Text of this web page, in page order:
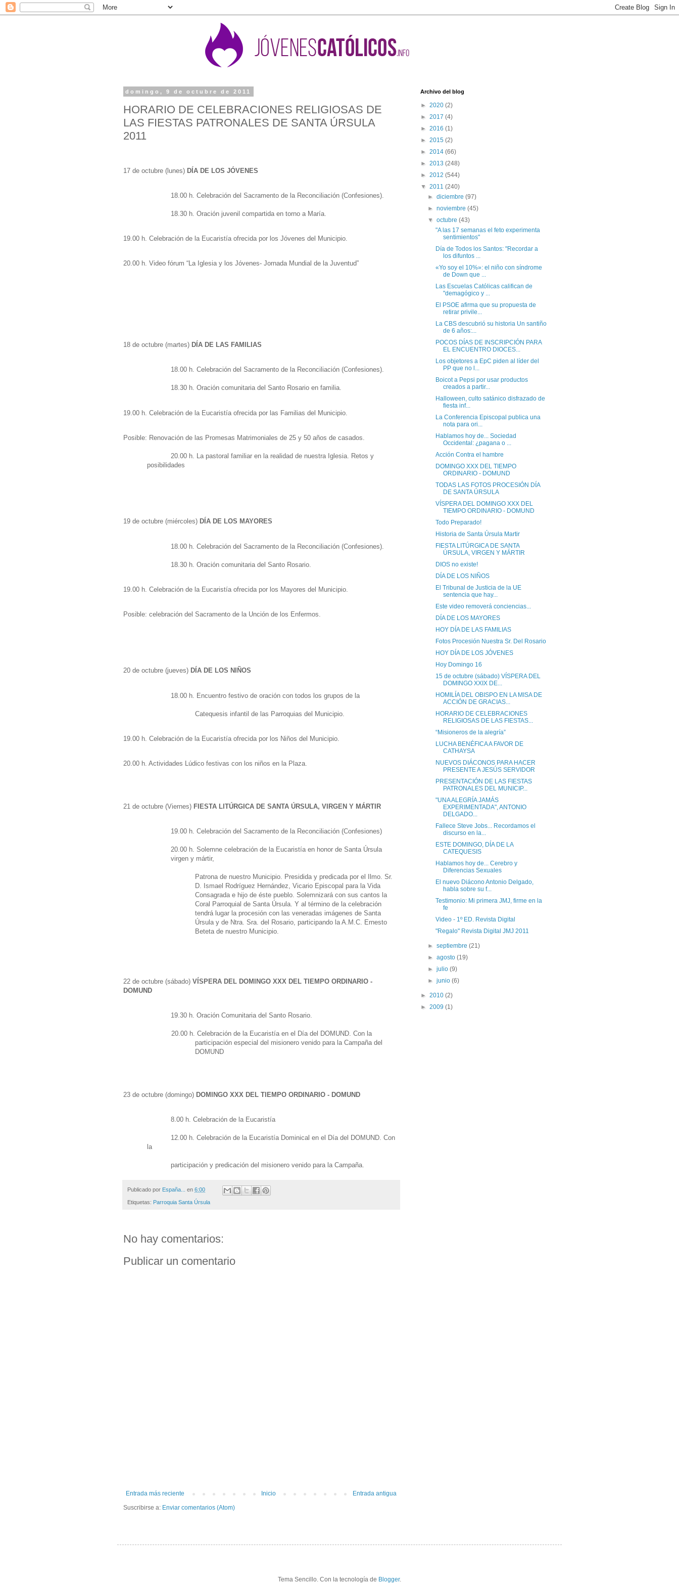
domingo, 9 de octubre de 2011
HORARIO DE CELEBRACIONES RELIGIOSAS DE
LAS FIESTAS PATRONALES DE SANTA ÚRSULA
2011
17 de octubre (lunes) DÍA DE LOS JÓVENES
18.00 h. Celebración del Sacramento de la Reconciliación (Confesiones).
18.30 h. Oración juvenil compartida en torno a María.
19.00 h. Celebración de la Eucaristía ofrecida por los Jóvenes del Municipio.
20.00 h. Video fórum “La Iglesia y los Jóvenes- Jornada Mundial de la Juventud”
18 de octubre (martes) DÍA DE LAS FAMILIAS
18.00 h. Celebración del Sacramento de la Reconciliación (Confesiones).
18.30 h. Oración comunitaria del Santo Rosario en familia.
19.00 h. Celebración de la Eucaristía ofrecida por las Familias del Municipio.
Posible: Renovación de las Promesas Matrimoniales de 25 y 50 años de casados.
20.00 h. La pastoral familiar en la realidad de nuestra Iglesia. Retos y
posibilidades
19 de octubre (miércoles) DÍA DE LOS MAYORES
18.00 h. Celebración del Sacramento de la Reconciliación (Confesiones).
18.30 h. Oración comunitaria del Santo Rosario.
19.00 h. Celebración de la Eucaristía ofrecida por los Mayores del Municipio.
Posible: celebración del Sacramento de la Unción de los Enfermos.
20 de octubre (jueves) DÍA DE LOS NIÑOS
18.00 h. Encuentro festivo de oración con todos los grupos de la
Catequesis infantil de las Parroquias del Municipio.
19.00 h. Celebración de la Eucaristía ofrecida por los Niños del Municipio.
20.00 h. Actividades Lúdico festivas con los niños en la Plaza.
21 de octubre (Viernes) FIESTA LITÚRGICA DE SANTA ÚRSULA, VIRGEN Y MÁRTIR
19.00 h. Celebración del Sacramento de la Reconciliación (Confesiones)
20.00 h. Solemne celebración de la Eucaristía en honor de Santa Úrsula
virgen y mártir,
Patrona de nuestro Municipio. Presidida y predicada por el Ilmo. Sr.
D. Ismael Rodríguez Hernández, Vicario Episcopal para la Vida
Consagrada e hijo de éste pueblo. Solemnizará con sus cantos la
Coral Parroquial de Santa Úrsula. Y al término de la celebración
tendrá lugar la procesión con las veneradas imágenes de Santa
Úrsula y de Ntra. Sra. del Rosario, participando la A.M.C. Ernesto
Beteta de nuestro Municipio.
22 de octubre (sábado) VÍSPERA DEL DOMINGO XXX DEL TIEMPO ORDINARIO -
DOMUND
19.30 h. Oración Comunitaria del Santo Rosario.
20.00 h. Celebración de la Eucaristía en el Día del DOMUND. Con la
participación especial del misionero venido para la Campaña del
DOMUND
23 de octubre (domingo) DOMINGO XXX DEL TIEMPO ORDINARIO - DOMUND
8.00 h. Celebración de la Eucaristía
12.00 h. Celebración de la Eucaristía Dominical en el Día del DOMUND. Con
la
participación y predicación del misionero venido para la Campaña.
Publicado por España... en 6:00
Etiquetas: Parroquia Santa Úrsula
No hay comentarios:
Publicar un comentario
Entrada más reciente Entrada antigua
Inicio
Suscribirse a: Enviar comentarios (Atom)
Archivo del blog
► 2020 (2)
► 2017 (4)
► 2016 (1)
► 2015 (2)
► 2014 (66)
► 2013 (248)
► 2012 (544)
▼ 2011 (240)
►diciembre(97)
►noviembre(45)
▼octubre(43)
"A las 17 semanas el feto experimenta
sentimientos"
Día de Todos los Santos: "Recordar a
los difuntos ...
«Yo soy el 10%»: el niño con síndrome
de Down que ...
Las Escuelas Católicas califican de
"demagógico y ...
El PSOE afirma que su propuesta de
retirar privile...
La CBS descubrió su historia Un santiño
de 6 años:...
POCOS DÍAS DE INSCRIPCIÓN PARA
EL ENCUENTRO DIOCES...
Los objetores a EpC piden al líder del
PP que no l...
Boicot a Pepsi por usar productos
creados a partir...
Halloween, culto satánico disfrazado de
fiesta inf...
La Conferencia Episcopal publica una
nota para ori...
Hablamos hoy de... Sociedad
Occidental: ¿pagana o ...
Acción Contra el hambre
DOMINGO XXX DEL TIEMPO
ORDINARIO - DOMUND
TODAS LAS FOTOS PROCESIÓN DÍA
DE SANTA ÚRSULA
VÍSPERA DEL DOMINGO XXX DEL
TIEMPO ORDINARIO - DOMUND
Todo Preparado!
Historia de Santa Úrsula Martir
FIESTA LITÚRGICA DE SANTA
ÚRSULA, VIRGEN Y MÁRTIR
DIOS no existe!
DÍA DE LOS NIÑOS
El Tribunal de Justicia de la UE
sentencia que hay...
Este video removerá conciencias...
DÍA DE LOS MAYORES
HOY DÍA DE LAS FAMILIAS
Fotos Procesión Nuestra Sr. Del Rosario
HOY DÍA DE LOS JÓVENES
Hoy Domingo 16
15 de octubre (sábado) VÍSPERA DEL
DOMINGO XXIX DE...
HOMILÍA DEL OBISPO EN LA MISA DE
ACCIÓN DE GRACIAS...
HORARIO DE CELEBRACIONES
RELIGIOSAS DE LAS FIESTAS...
“Misioneros de la alegría”
LUCHA BENÉFICA A FAVOR DE
CATHAYSA
NUEVOS DIÁCONOS PARA HACER
PRESENTE A JESÚS SERVIDOR
PRESENTACIÓN DE LAS FIESTAS
PATRONALES DEL MUNICIP...
"UNA ALEGRÍA JAMÁS
EXPERIMENTADA", ANTONIO
DELGADO...
Fallece Steve Jobs... Recordamos el
discurso en la...
ESTE DOMINGO, DÍA DE LA
CATEQUESIS
Hablamos hoy de... Cerebro y
Diferencias Sexuales
El nuevo Diácono Antonio Delgado,
habla sobre su f...
Testimonio: Mi primera JMJ, firme en la
fe
Video - 1º ED. Revista Digital
"Regalo" Revista Digital JMJ 2011
►septiembre(21)
►agosto(19)
►julio(9)
►junio(6)
► 2010 (2)
► 2009 (1)
Tema Sencillo. Con la tecnología de Blogger.